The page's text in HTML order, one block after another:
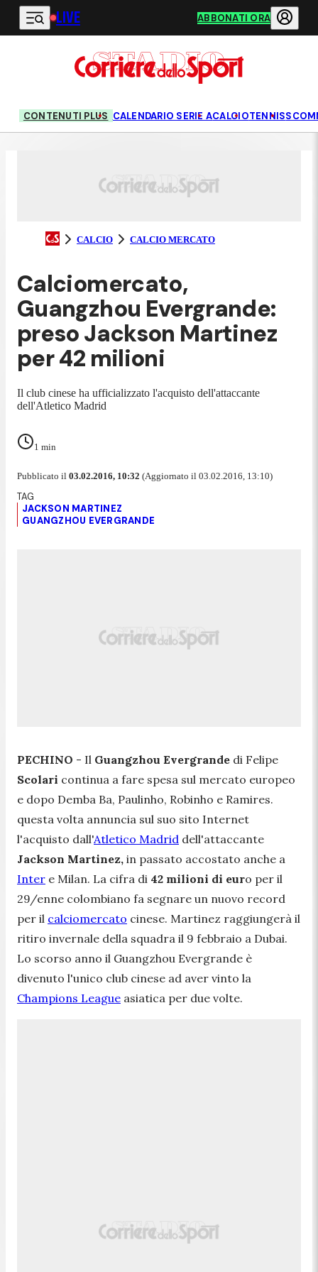
Vai al contenuto principale
LIVE ABBONATI ORA
CONTENUTI PLUS CALENDARIO SERIE ACALCIOTENNIS
CALCIO CALCIO MERCATO
Calciomercato,
Guangzhou Evergrande:
preso Jackson Martinez
per 42 milioni
Il club cinese ha ufficializzato l'acquisto dell'attaccante
dell'Atletico Madrid
1 min
Pubblicato il 03.02.2016, 10:32 (Aggiornato il 03.02.2016, 13:10)
JACKSON MARTINEZ
GUANGZHOU EVERGRANDE
PECHINO - Il Guangzhou Evergrande di Felipe
Scolari continua a fare spesa sul mercato europeo
e dopo Demba Ba, Paulinho, Robinho e Ramires.
questa volta annuncia sul suo sito Internet
l'acquisto dall'Atletico Madrid dell'attaccante
Jackson Martinez, in passato accostato anche a
Inter e Milan. La cifra di 42 milioni di euro per il
29/enne colombiano fa segnare un nuovo record
per il calciomercato cinese. Martinez raggiungerà il
ritiro invernale della squadra il 9 febbraio a Dubai.
Lo scorso anno il Guangzhou Evergrande è
divenuto l'unico club cinese ad aver vinto la
Champions League asiatica per due volte.